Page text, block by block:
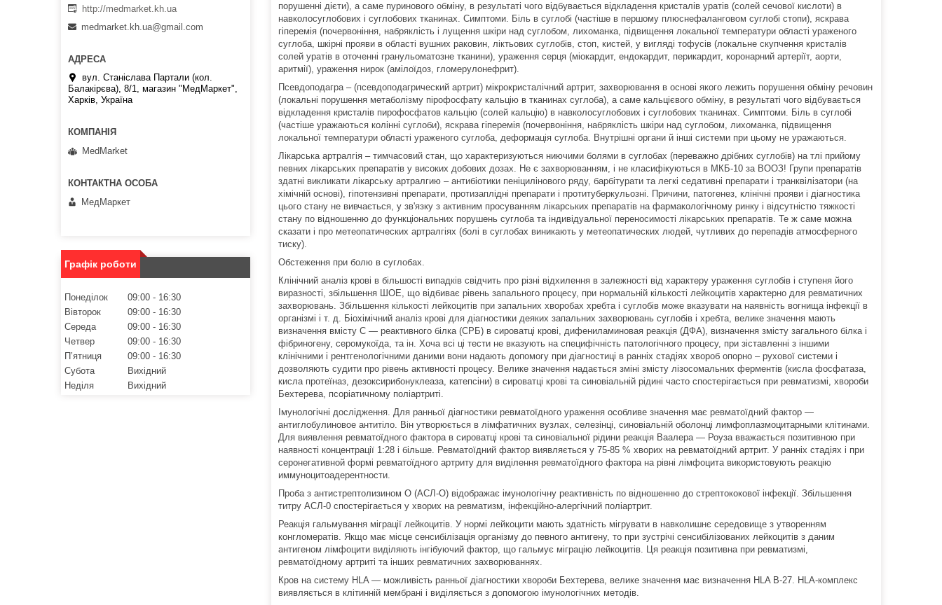
порушенні дієти), а саме пуринового обміну, в результаті чого відбувається відкладення кристалів уратів (солей сечової кислоти) в
навколосуглобових і суглобових тканинах. Симптоми. Біль в суглобі (частіше в першому плюснефаланговом суглобі стопи), яскрава
гіперемія (почервоніння, набряклість і лущення шкіри над суглобом, лихоманка, підвищення локальної температури області ураженого
суглоба, шкірні прояви в області вушних раковин, ліктьових суглобів, стоп, кистей, у вигляді тофусів (локальне скупчення кристалів
солей уратів в оточенні гранульоматозне тканини), ураження серця (міокардит, ендокардит, перикардит, коронарний артеріїт, аорти,
аритмії), ураження нирок (амілоїдоз, гломерулонефрит).
Псевдоподагра – (псевдоподагрический артрит) мікрокристалічний артрит, захворювання в основі якого лежить порушення обміну речовин
(локальні порушення метаболізму пірофосфату кальцію в тканинах суглоба), а саме кальцієвого обміну, в результаті чого відбувається
відкладення кристалів пирофосфатов кальцію (солей кальцію) в навколосуглобових і суглобових тканинах. Симптоми. Біль в суглобі
(частіше уражаються колінні суглоби), яскрава гіперемія (почервоніння, набряклість шкіри над суглобом, лихоманка, підвищення
локальної температури області ураженого суглоба, деформація суглоба. Внутрішні органи й інші системи при цьому не уражаються.
Лікарська артралгія – тимчасовий стан, що характеризуються ниючими болями в суглобах (переважно дрібних суглобів) на тлі прийому
певних лікарських препаратів у високих добових дозах. Не є захворюванням, і не класифікуються в МКБ-10 за ВООЗ! Групи препаратів
здатні викликати лікарську артралгию – антибіотики пеніцилінового ряду, барбітурати та легкі седативні препарати і транквілізатори (на
хімічній основі), гіпотензивні препарати, протизаплідні препарати і протитуберкульозні. Причини, патогенез, клінічні прояви і діагностика
цього стану не вивчається, у зв'язку з активним просуванням лікарських препаратів на фармакологічному ринку і відсутністю тяжкості
стану по відношенню до функціональних порушень суглоба та індивідуальної переносимості лікарських препаратів. Те ж саме можна
сказати і про метеопатических артралгіях (болі в суглобах виникають у метеопатических людей, чутливих до перепадів атмосферного
тиску).
Обстеження при болю в суглобах.
Клінічний аналіз крові в більшості випадків свідчить про різні відхилення в залежності від характеру ураження суглобів і ступеня його
виразності, збільшення ШОЕ, що відбиває рівень запального процесу, при нормальній кількості лейкоцитів характерно для ревматичних
захворювань. Збільшення кількості лейкоцитів при запальних хворобах хребта і суглобів може вказувати на наявність вогнища інфекції в
організмі і т. д. Біохімічний аналіз крові для діагностики деяких запальних захворювань суглобів і хребта, велике значення мають
визначення вмісту С ― реактивного білка (СРБ) в сироватці крові, дифениламиновая реакція (ДФА), визначення змісту загального білка і
фібриногену, серомукоїда, та ін. Хоча всі ці тести не вказують на специфічність патологічного процесу, при зіставленні з іншими
клінічними і рентгенологічними даними вони надають допомогу при діагностиці в ранніх стадіях хвороб опорно – рухової системи і
дозволяють судити про рівень активності процесу. Велике значення надається зміні змісту лізосомальних ферментів (кисла фосфатаза,
кисла протеїназ, дезоксирибонуклеаза, катепсіни) в сироватці крові та синовіальній рідині часто спостерігається при ревматизмі, хвороби
Бехтерева, псоріатичному поліартриті.
Імунологічні дослідження. Для ранньої діагностики ревматоїдного ураження особливе значення має ревматоїдний фактор ―
антиглобулиновое антитіло. Він утворюється в лімфатичних вузлах, селезінці, синовіальній оболонці лимфоплазмоцитарными клітинами.
Для виявлення ревматоїдного фактора в сироватці крові та синовіальної рідини реакція Ваалера ― Роуза вважається позитивною при
наявності концентрації 1:28 і більше. Ревматоїдний фактор виявляється у 75-85 % хворих на ревматоїдний артрит. У ранніх стадіях і при
серонегативной формі ревматоїдного артриту для виділення ревматоїдного фактора на рівні лімфоцита використовують реакцію
иммуноцитоадерентности.
Проба з антистрептолизином О (АСЛ-О) відображає імунологічну реактивність по відношенню до стрептококової інфекції. Збільшення
титру АСЛ-0 спостерігається у хворих на ревматизм, інфекційно-алергічний поліартрит.
Реакція гальмування міграції лейкоцитів. У нормі лейкоцити мають здатність мігрувати в навколишнє середовище з утворенням
конгломератів. Якщо має місце сенсибілізація організму до певного антигену, то при зустрічі сенсибілізованих лейкоцитів з даним
антигеном лімфоцити виділяють інгібуючий фактор, що гальмує міграцію лейкоцитів. Ця реакція позитивна при ревматизмі,
ревматоїдному артриті та інших ревматичних захворюваннях.
Кров на систему HLA ― можливість ранньої діагностики хвороби Бехтерева, велике значення має визначення HLA В-27. HLA-комплекс
виявляється в клітинній мембрані і виділяється з допомогою імунологічних методів.
http://medmarket.kh.ua
medmarket.kh.ua@gmail.com
вул. Станіслава Партали (кол.
Балакірєва), 8/1, магазин "МедМаркет",
Харків, Україна
MedMarket
МедМаркет
Графік роботи
Понеділок 09:00
16:30
Вівторок
09:00
16:30
Середа
09:00
16:30
Четвер
09:00
16:30
Пʼятниця
09:00
16:30
Субота
Вихідний
Неділя
Вихідний